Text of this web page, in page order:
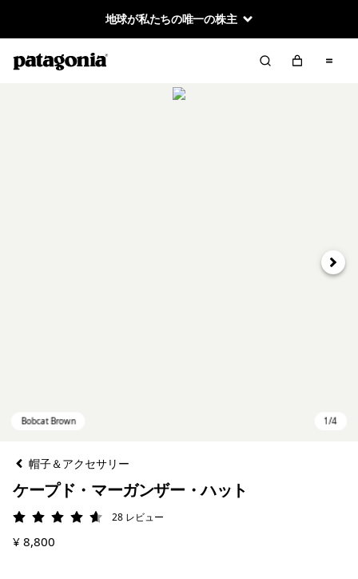
地球が私たちの唯一の株主
次へ
帽子＆アクセサリー
ケープド・マーガンザー・ハット
評価: 4.6 / 5
28 レビュー
¥ 8,800